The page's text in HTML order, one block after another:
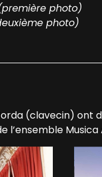
photo)
photo)
(clavecin) ont